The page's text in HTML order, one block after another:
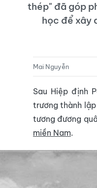
thép" đã góp
học để xây
Mai Nguyễn
Sau Hiệp định
trương thành
tương đương
miền Nam.